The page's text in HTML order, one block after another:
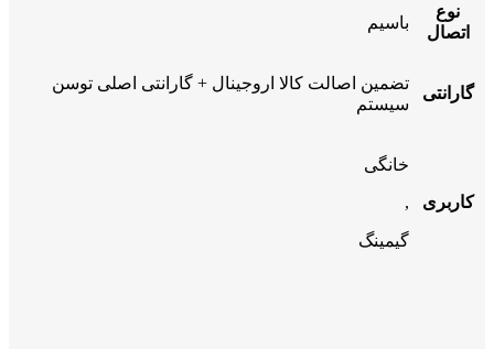
نوع
اتصال
باسیم
گارانتی
تضمین اصالت کالا اروجینال + گارانتی اصلی توسن
سیستم
کاربری
خانگی
,
گیمینگ